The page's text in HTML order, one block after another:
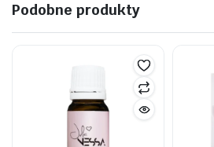
Podobne produkty